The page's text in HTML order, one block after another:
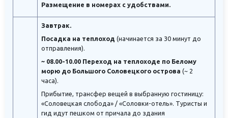
Размещение в номерах с удобствами.
Завтрак.
Посадка на теплоход (начинается за 30 минут до
отправления).
~ 08.00-10.00 Переход на теплоходе по Белому
морю до Большого Соловецкого острова (~ 2
часа).
Прибытие, трансфер вещей в выбранную гостиницу:
«Соловецкая слобода» / «Соловки-отель». Туристы и
гид идут пешком от причала до здания